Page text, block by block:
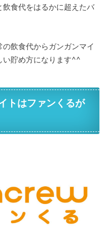
食代をはるかに超えたバ
飲食代からガンガンマイ
い貯め方になります^^
トはファンくるが